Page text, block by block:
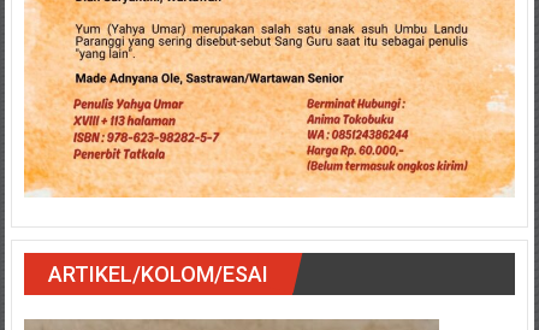
ARTIKEL/KOLOM/ESAI